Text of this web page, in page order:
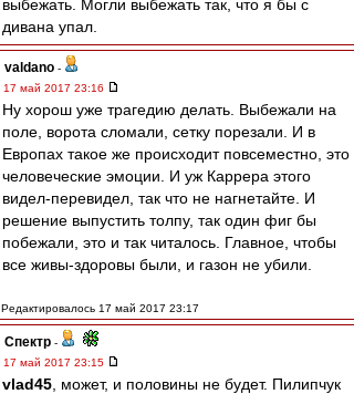
выбежать. Могли выбежать так, что я бы с
дивана упал.
valdano -
17 май 2017 23:16
Ну хорош уже трагедию делать. Выбежали на
поле, ворота сломали, сетку порезали. И в
Европах такое же происходит повсеместно, это
человеческие эмоции. И уж Каррера этого
видел-перевидел, так что не нагнетайте. И
решение выпустить толпу, так один фиг бы
побежали, это и так читалось. Главное, чтобы
все живы-здоровы были, и газон не убили.
Редактировалось 17 май 2017 23:17
Спектр -
17 май 2017 23:15
vlad45 , может, и половины не будет. Пилипчук